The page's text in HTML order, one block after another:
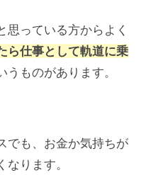
思っている方からよく
ら仕事として軌道に乗
うものがあります。
でも、お金か気持ちが
ります。